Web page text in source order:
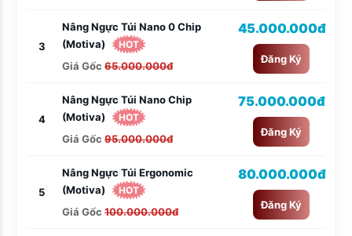
3
Nâng Ngực Túi Nano 0 Chip
(Motiva)
HOT
Giá Gốc 65.000.000đ
45.000.000đ
Đăng Ký
4
Nâng Ngực Túi Nano Chip
(Motiva)
HOT
Giá Gốc 95.000.000đ
75.000.000đ
Đăng Ký
5
Nâng Ngực Túi Ergonomic
(Motiva)
HOT
Giá Gốc 100.000.000đ
80.000.000đ
Đăng Ký